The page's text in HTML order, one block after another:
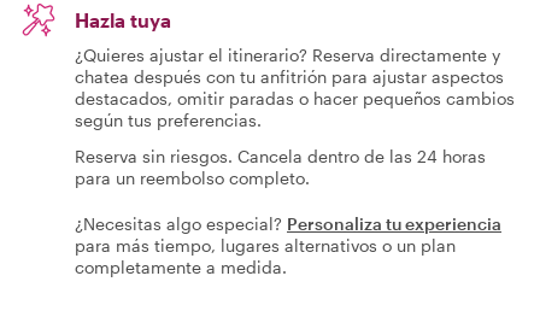
Hazla tuya
¿Quieres ajustar el itinerario? Reserva directamente y
chatea después con tu anfitrión para ajustar aspectos
destacados, omitir paradas o hacer pequeños cambios
según tus preferencias.
Reserva sin riesgos. Cancela dentro de las 24 horas
para un reembolso completo.
¿Necesitas algo especial? Personaliza tu experiencia
para más tiempo, lugares alternativos o un plan
completamente a medida.